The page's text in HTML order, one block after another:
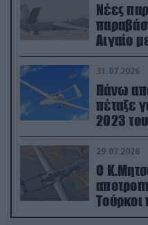
Νέες
Αιγαίο
31.07.2026
Πάνω
πέταξε
2023
29.07.2026
Ο
Τούρκοι
drone